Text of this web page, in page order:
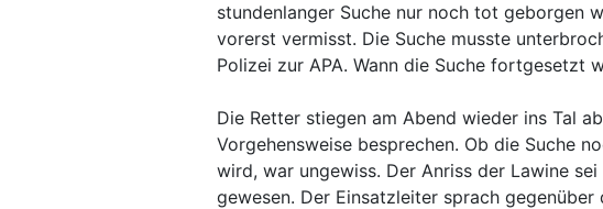
stundenlanger Suche nur noch tot geborgen
vorerst vermisst. Die Suche musste
Polizei zur APA. Wann die Suche fortgesetzt
Die Retter stiegen am Abend wieder ins Tal
Vorgehensweise besprechen. Ob die Suche
wird, war ungewiss. Der Anriss der Lawine
gewesen. Der Einsatzleiter sprach gegenüber